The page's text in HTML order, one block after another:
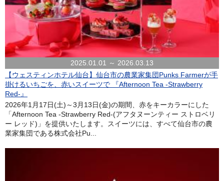
2025.01.01 ～ 2026.03.13
【ウェスティンホテル仙台】仙台市の農業家集団Punks Farmerが手
掛けるいちごを、赤いスイーツで 『Afternoon Tea -Strawberry
Red-』
2026年1月17日(土)～3月13日(金)の期間、赤をキーカラーにした
「Afternoon Tea -Strawberry Red-(アフタヌーンティー ストロベリ
ー レッド)」を提供いたします。スイーツには、すべて仙台市の農
業家集団である株式会社Pu...